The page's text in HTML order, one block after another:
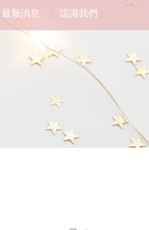
最新消息 認識我們
｜10:30 - 21:30 地址 ｜高雄市